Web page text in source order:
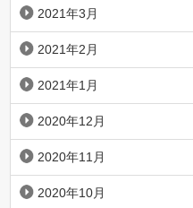
2021年3月
2021年2月
2021年1月
2020年12月
2020年11月
2020年10月